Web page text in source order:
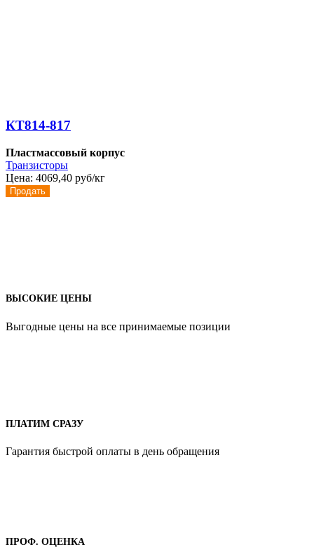
КТ814-817
Пластмассовый корпус
Транзисторы
Цена: 4069,40 руб/кг
Продать
ВЫСОКИЕ ЦЕНЫ
Выгодные цены на все принимаемые позиции
ПЛАТИМ СРАЗУ
Гарантия быстрой оплаты в день обращения
ПРОФ. ОЦЕНКА